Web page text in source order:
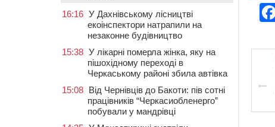
16:16 У Дахнівському лісництві
екоінспектори натрапили на
незаконне будівництво
15:38 У лікарні померла жінка, яку на
пішохідному переході в
Черкаському районі збила автівка
15:08 Від Чернівців до Бакоти: пів сотні
працівників “Черкасиобленерго”
побували у мандрівці